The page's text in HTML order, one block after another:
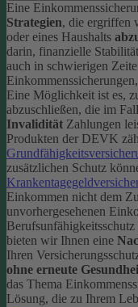
Eine
Strategien, die ergriffen
oder eines Haushalts
darin, finanzielle
auch in schwierigen
Eine Möglichkeit ist es,
abzuschließen, die im
Invalidität Zahlungen
Produkten der DEVK
zusätzlichen Schutz
Einkommen nicht dem
unvorhergesehenen
bieten wir Ihnen eine
Ihren
ohne erneute
das Thema
Lösung, die zu Ihrem